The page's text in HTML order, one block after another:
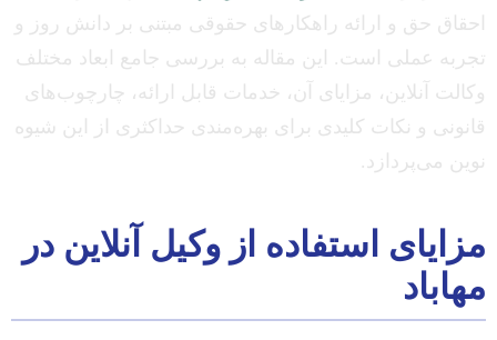
احقاق حق و ارائه راهکارهای حقوقی مبتنی بر دانش روز و
تجربه عملی است. این مقاله به بررسی جامع ابعاد مختلف
وکالت آنلاین، مزایای آن، خدمات قابل ارائه، چارچوب‌های
قانونی و نکات کلیدی برای بهره‌مندی حداکثری از این شیوه
نوین می‌پردازد.
مزایای استفاده از وکیل آنلاین در
مهاباد